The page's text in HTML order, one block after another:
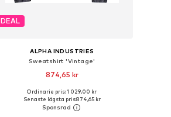
DEAL
ALPHA INDUSTRIES
Sweatshirt 'Vintage'
874,65 kr
Lägg till i varukorgen
Ordinarie pris: 1 029,00 kr
Senaste lägsta pris:874,65 kr